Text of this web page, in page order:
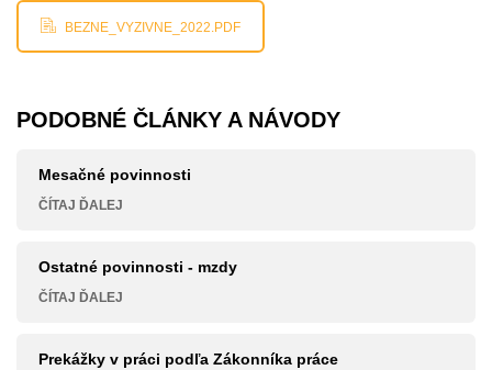
BEZNE_VYZIVNE_2022.PDF
PODOBNÉ ČLÁNKY A NÁVODY
Mesačné povinnosti
ČÍTAJ ĎALEJ
Ostatné povinnosti - mzdy
ČÍTAJ ĎALEJ
Prekážky v práci podľa Zákonníka práce